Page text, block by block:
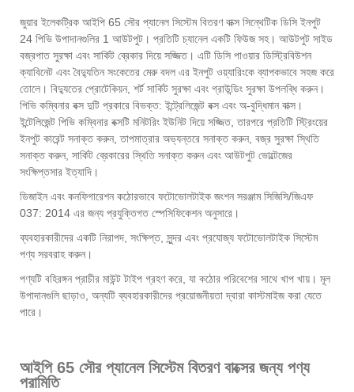
জুয়ার ইলেকট্রিক আইপি 65 সৌর প্যানেল সিস্টেম বিতরণ বাক্স সিন্থেটিক ডিসি ইনপুট
24 পিভি উপাদানগুলির 1 আউটপুট। প্রতিটি চ্যানেল একটি ফিউজ সহ। আউটপুট সাইড
বজ্রপাত সুরক্ষা এবং সার্কিট ব্রেকার দিয়ে সজ্জিত। এটি ডিসি পাওয়ার ডিস্ট্রিবিউশন
ক্যাবিনেট এবং বৈদ্যুতিন সংকেতের মেরু বদল এর ইনপুট ওয়্যারিংকে ব্যাপকভাবে সহজ করে
তোলে। বিদ্যুতের প্রোটেকিয়ন, শর্ট সার্কিট সুরক্ষা এবং গ্রাউন্ডিং সুরক্ষা উপলব্ধি করুন।
পিভি কম্বিনার বক্স দুটি প্রকারে বিভক্ত: ইন্ট্রেলিজেন্ট বক্স এবং অ-বুদ্ধিমান বাক্স।
ইন্টেলিজেন্ট পিভি কম্বিনার বক্সটি মনিটরিং ইউনিট দিয়ে সজ্জিত, তারপরে প্রতিটি স্ট্রিংয়ের
ইনপুট কারেন্ট সনাক্ত করুন, তাপমাত্রার অভ্যন্তরে সনাক্ত করুন, বজ্র সুরক্ষা স্থিতি
সনাক্ত করুন, সার্কিট ব্রেকারের স্থিতি সনাক্ত করুন এবং আউটপুট ভোল্টেজের
সংক্ষিপ্তসার ইত্যাদি।
ডিজাইন এবং কনফিগারেশন কঠোরভাবে ফটোভোলটাইক জংশন সরঞ্জাম সিজিসি/জিএফ
037: 2014 এর জন্য প্রযুক্তিগত স্পেসিফিকেশন অনুসারে।
ব্যবহারকারীদের একটি নিরাপদ, সংক্ষিপ্ত, সুন্দর এবং প্রযোজ্য ফটোভোলটাইক সিস্টেম
পণ্য সরবরাহ করুন।
পণ্যটি বহিরঙ্গন প্রাচীর মাউন্ট টাইপ গ্রহণ করে, যা কঠোর পরিবেশের সাথে খাপ খায়। মূল
উপাদানগুলি ছাড়াও, অন্যটি ব্যবহারকারীদের প্রয়োজনীয়তা দ্বারা কাস্টমাইজ করা যেতে
পারে।
আইপি 65 সৌর প্যানেল সিস্টেম বিতরণ বাক্সের জন্য পণ্য
পরামিতি